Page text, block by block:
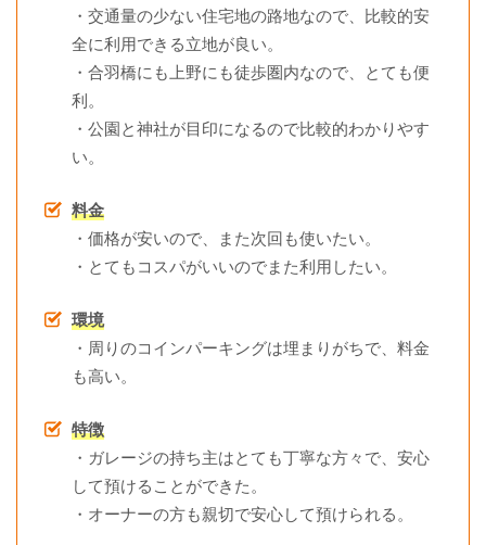
・交通量の少ない住宅地の路地なので、比較的安
全に利用できる立地が良い。
・合羽橋にも上野にも徒歩圏内なので、とても便
利。
・公園と神社が目印になるので比較的わかりやす
い。
料金
・価格が安いので、また次回も使いたい。
・とてもコスパがいいのでまた利用したい。
環境
・周りのコインパーキングは埋まりがちで、料金
も高い。
特徴
・ガレージの持ち主はとても丁寧な方々で、安心
して預けることができた。
・オーナーの方も親切で安心して預けられる。